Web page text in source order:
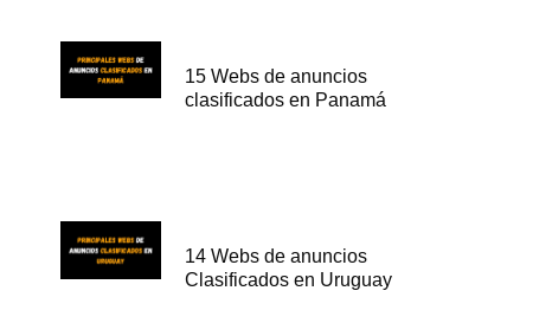
15 Webs de anuncios
clasificados en Panamá
14 Webs de anuncios
Clasificados en Uruguay